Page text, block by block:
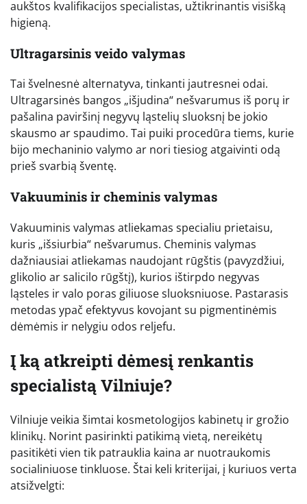
aukštos kvalifikacijos specialistas, užtikrinantis visišką
higieną.
Ultragarsinis veido valymas
Tai švelnesnė alternatyva, tinkanti jautresnei odai.
Ultragarsinės bangos „išjudina“ nešvarumus iš porų ir
pašalina paviršinį negyvų ląstelių sluoksnį be jokio
skausmo ar spaudimo. Tai puiki procedūra tiems, kurie
bijo mechaninio valymo ar nori tiesiog atgaivinti odą
prieš svarbią šventę.
Vakuuminis ir cheminis valymas
Vakuuminis valymas atliekamas specialiu prietaisu,
kuris „išsiurbia“ nešvarumus. Cheminis valymas
dažniausiai atliekamas naudojant rūgštis (pavyzdžiui,
glikolio ar salicilo rūgštį), kurios ištirpdo negyvas
ląsteles ir valo poras giliuose sluoksniuose. Pastarasis
metodas ypač efektyvus kovojant su pigmentinėmis
dėmėmis ir nelygiu odos reljefu.
Į ką atkreipti dėmesį renkantis
specialistą Vilniuje?
Vilniuje veikia šimtai kosmetologijos kabinetų ir grožio
klinikų. Norint pasirinkti patikimą vietą, nereikėtų
pasitikėti vien tik patrauklia kaina ar nuotraukomis
socialiniuose tinkluose. Štai keli kriterijai, į kuriuos verta
atsižvelgti: